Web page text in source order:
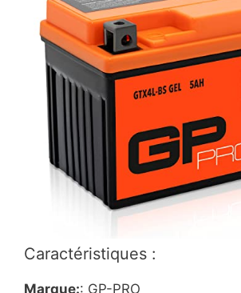
Caractéristiques :
Marque:: GP-PRO